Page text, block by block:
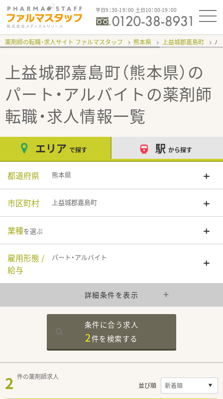
平日9：30-19：00 土日10：00-19：00
薬剤師の転職・求人サイト ファルマスタッフ 熊本県 上益城郡嘉島町 パ
上益城郡嘉島町（熊本県）の
パート・アルバイト の薬剤師
転職・求人情報一覧
エリア で探す 駅 から探す
都道府県 熊本県
市区町村 上益城郡嘉島町
業種を選ぶ
雇用形態 /
給与
パート・アルバイト
詳細条件を表示
条件に合う求人
2件を検索する
2 件の薬剤師求人
並び順